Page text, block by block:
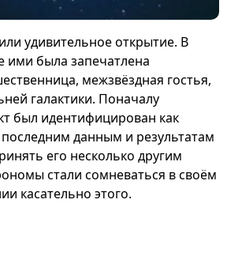
удивительное открытие. В
ими была запечатлена
межзвёздная гостья,
галактики. Поначалу
был идентифицирован как
данным и результатам
его несколько другим
стали сомневаться в своём
касательно этого.